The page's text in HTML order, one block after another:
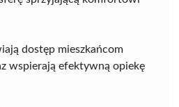
dostęp mieszkańcom
wspierają efektywną opiekę